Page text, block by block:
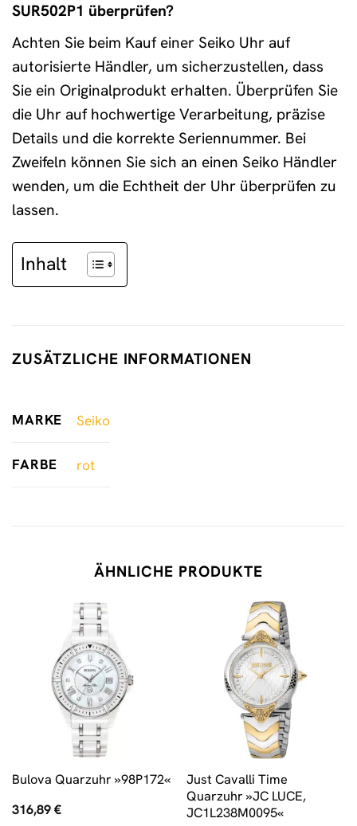
SUR502P1 überprüfen?
Achten Sie beim Kauf einer Seiko Uhr auf
autorisierte Händler, um sicherzustellen, dass
Sie ein Originalprodukt erhalten. Überprüfen Sie
die Uhr auf hochwertige Verarbeitung, präzise
Details und die korrekte Seriennummer. Bei
Zweifeln können Sie sich an einen Seiko Händler
wenden, um die Echtheit der Uhr überprüfen zu
lassen.
Inhalt
ZUSÄTZLICHE INFORMATIONEN
MARKE Seiko
FARBE rot
ÄHNLICHE PRODUKTE
Bulova Quarzuhr »98P172«
316,89€
Just Cavalli Time
Quarzuhr »JC LUCE,
JC1L238M0095«